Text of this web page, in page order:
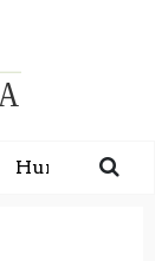
Humanidad